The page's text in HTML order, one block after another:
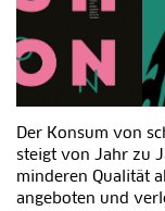
Der Konsum von
steigt von Jahr zu
minderen Qualität
angeboten und